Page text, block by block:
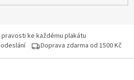
ke každému plakátu
Doprava zdarma od 1500 Kč